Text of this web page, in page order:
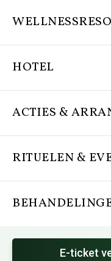
HOTEL
ACTIES &
RITUELEN &
E-ticket
Wereldse
Dag Special